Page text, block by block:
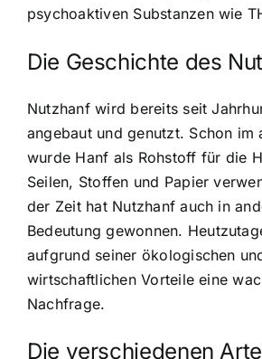
psychoaktiven Substanzenwie
Die Geschichte des
Nutzhanf wird bereits seit
angebaut und genutzt. Schon im
wurde Hanf als Rohstoff für die
Seilen, Stoffen und Papier
der Zeit hat Nutzhanf auch in
Bedeutung gewonnen.
aufgrund seiner ökologischen
wirtschaftlichen Vorteile eine
Nachfrage.
Die verschiedenen